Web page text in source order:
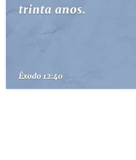
ESBOÇOS DE PREGAÇÃO
PERGUNTE À BÍBLIA